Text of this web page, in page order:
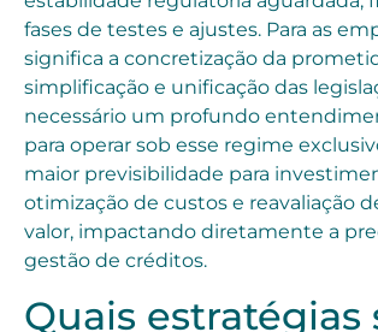
fases de testes e ajustes. Para as
significa a concretização da
simplificação e unificação das
necessário um profundo
para operar sob esse regime
maior previsibilidade para
otimização de custos e reavaliação
valor, impactando diretamente a
gestão de créditos.
Quais estratégias